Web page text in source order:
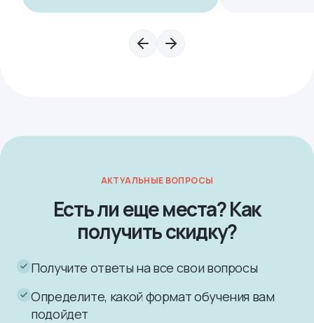
АКТУАЛЬНЫЕ ВОПРОСЫ
Есть ли еще места? Как
получить скидку?
Получите ответы на все свои вопросы
Определите, какой формат обучения вам
подойдет